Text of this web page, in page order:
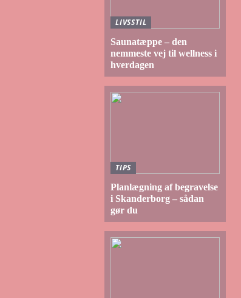
LIVSSTIL
Saunatæppe – den
nemmeste vej til wellness i
hverdagen
TIPS
Planlægning af begravelse
i Skanderborg – sådan
gør du